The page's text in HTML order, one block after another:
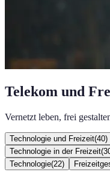
Telekom und
Vernetzt leben, frei
Technologie und Freizeit(40)
Technologie in der Freizeit(
Technologie(22)